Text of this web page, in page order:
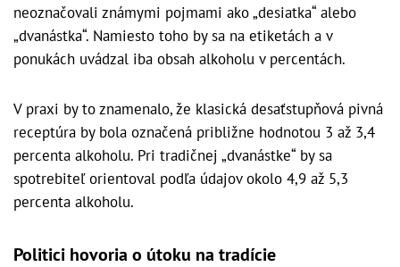
neoznačovali známymi pojmami ako „desiatka“ alebo
„dvanástka“. Namiesto toho by sa na etiketách a v
ponukách uvádzal iba obsah alkoholu v percentách.
V praxi by to znamenalo, že klasická desaťstupňová pivná
receptúra by bola označená približne hodnotou 3 až 3,4
percenta alkoholu. Pri tradičnej „dvanástke“ by sa
spotrebiteľ orientoval podľa údajov okolo 4,9 až 5,3
percenta alkoholu.
Politici hovoria o útoku na tradície